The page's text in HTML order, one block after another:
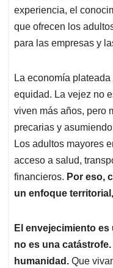
experiencia, el
que ofrecen los
para las empresas y
La economía
equidad. La vejez no
viven más años, pero
precarias y
Los adultos mayores
acceso a salud,
financieros. Por eso,
un enfoque
El envejecimiento
no es una
humanidad. Que